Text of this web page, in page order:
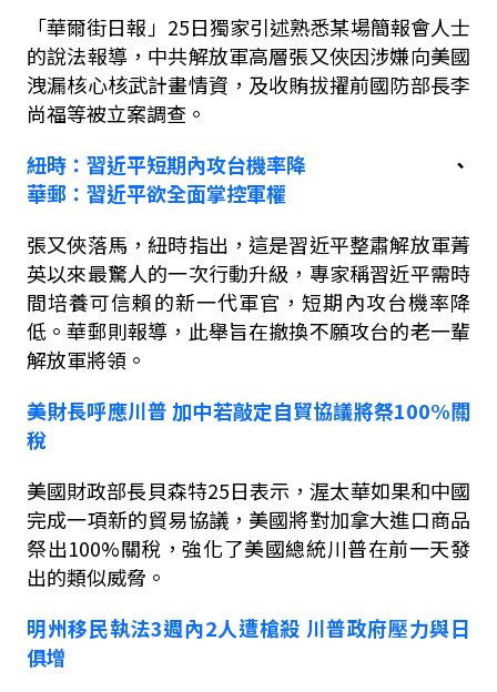
「華爾街日報」 25日獨家引述熟悉某場簡報會人士
的說法報導，中共解放軍高層張又俠因涉嫌向美國
洩漏核心核武計畫情資，及收賄拔擢前國防部長李
尚福等被立案調查。
紐時：習近平短期內攻台機率降 、
華郵： 習近平欲全面掌控軍權
張又俠落馬，紐時指出，這是習近平整肅解放軍菁
英以來最驚人的一次行動升級，專家稱習近平需時
間培養可信賴的新一代軍官，短期內攻台機率降
低。華郵則報導， 此舉旨在撤換不願攻台的老一輩
解放軍將領。
美財長呼應川普 加中若敲定自貿協議將祭100%關
稅
美國財政部長貝森特25日表示，渥太華如果和中國
完成一項新的貿易協議，美國將對加拿大進口商品
祭出100%關稅，強化了美國總統川普在前一天發
出的類似威脅。
明州移民執法3週內2人遭槍殺 川普政府壓力與日
俱增